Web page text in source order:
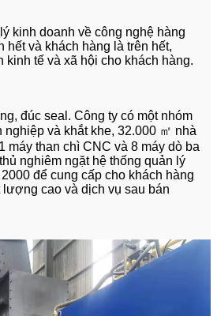
kinh doanh về công nghệ hàng
hết và khách hàng là trên hết,
tế và xã hội cho khách hàng.
đúc seal. Công ty có một nhóm
và khắt khe, 32.000 ㎡ nhà
máy than chì CNC và 8 máy dò ba
nghiêm ngặt hệ thống quản lý
để cung cấp cho khách hàng
cao và dịch vụ sau bán